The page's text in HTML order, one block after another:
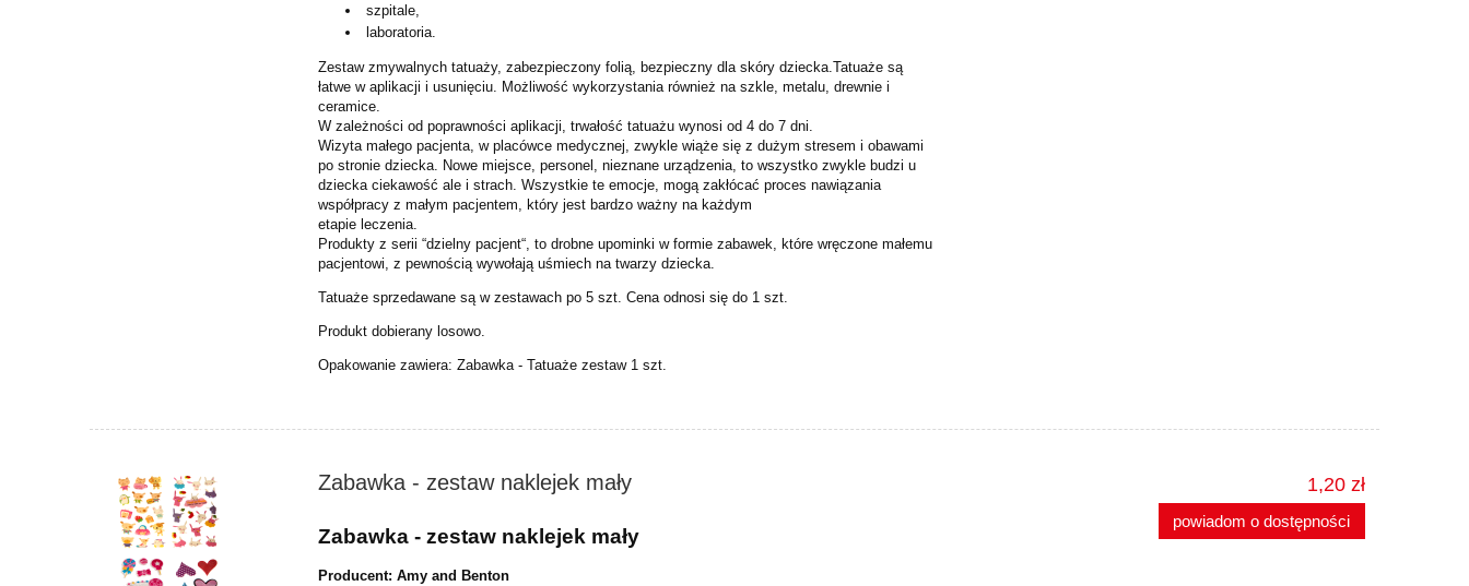
szpitale,
laboratoria.
Zestaw zmywalnych tatuaży, zabezpieczony folią, bezpieczny dla skóry dziecka.Tatuaże są
łatwe w aplikacji i usunięciu. Możliwość wykorzystania również na szkle, metalu, drewnie i
ceramice.
W zależności od poprawności aplikacji, trwałość tatuażu wynosi od 4 do 7 dni.
Wizyta małego pacjenta, w placówce medycznej, zwykle wiąże się z dużym stresem i obawami
po stronie dziecka. Nowe miejsce, personel, nieznane urządzenia, to wszystko zwykle budzi u
dziecka ciekawość ale i strach. Wszystkie te emocje, mogą zakłócać proces nawiązania
współpracy z małym pacjentem, który jest bardzo ważny na każdym
etapie leczenia.
Produkty z serii “dzielny pacjent“, to drobne upominki w formie zabawek, które wręczone małemu
pacjentowi, z pewnością wywołają uśmiech na twarzy dziecka.
Tatuaże sprzedawane są w zestawach po 5 szt. Cena odnosi się do 1 szt.
Produkt dobierany losowo.
Opakowanie zawiera: Zabawka - Tatuaże zestaw 1 szt.
Zabawka - zestaw naklejek mały
Zabawka - zestaw naklejek mały
Producent: Amy and Benton
1,20 zł
powiadom o dostępności